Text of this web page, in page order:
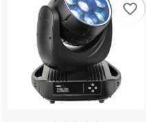
favorite_border